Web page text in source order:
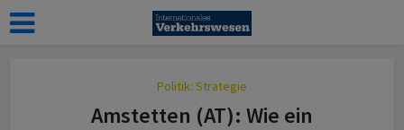
Politik: Strategie
Amstetten (AT): Wie ein